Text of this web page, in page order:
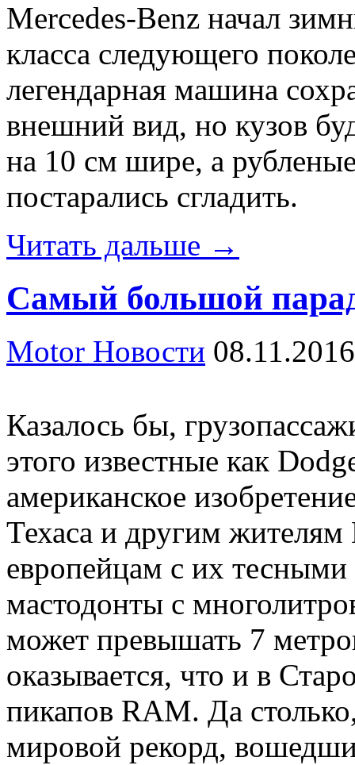
Mercedes-Benz начал
класса следующего
легендарная машина
внешний вид, но кузов
на 10 см шире, а
постарались сгладить.
Читать дальше →
Самый большой
Motor Новости 08.11.2016
Казалось бы,
этого известные как
американское
Техаса и другим
европейцам с их
мастодонты с
может превышать 7
оказывается, что и в
пикапов RAM. Да
мировой рекорд,